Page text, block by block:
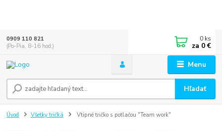
Menu
Hľadať
0909 110 821
(Po-Pia, 8-16 hod.)
0 ks
za 0 €
Úvod Všetky tričká Vtipné tričko s potlačou "Team work"